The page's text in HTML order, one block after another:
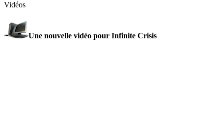
Vidéos
Une nouvelle vidéo pour Infinite Crisis